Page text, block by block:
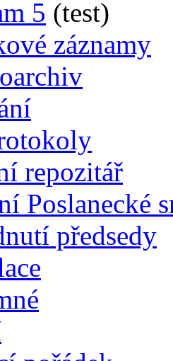
5 (test)
záznamy
repozitář
Poslanecké
předsedy